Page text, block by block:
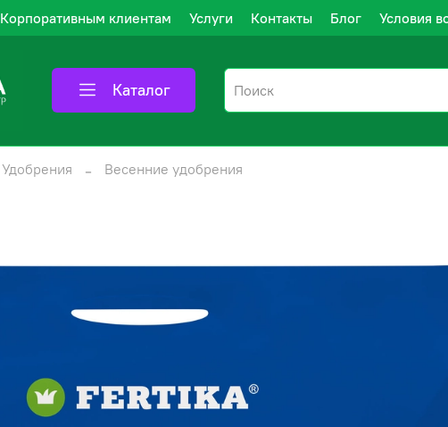
Корпоративным клиентам Услуги Контакты Блог Условия
Каталог
Удобрения
Весенние удобрения